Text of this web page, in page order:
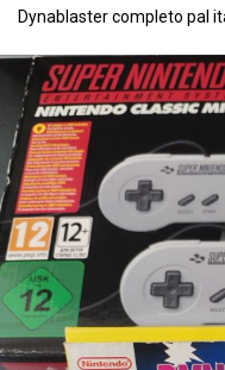
Dynablaster completo pal